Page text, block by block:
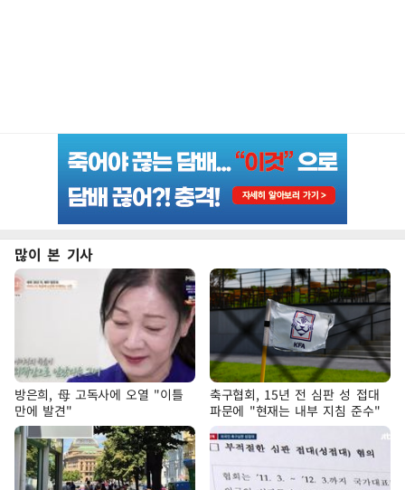
많이 본 기사
방은희, 母 고독사에 오열 "이틀
만에 발견"
축구협회, 15년 전 심판 성 접대
파문에 "현재는 내부 지침 준수"